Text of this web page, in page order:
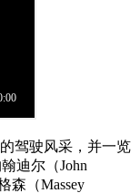
驾驶风采，并一览
迪尔（John
森（Massey